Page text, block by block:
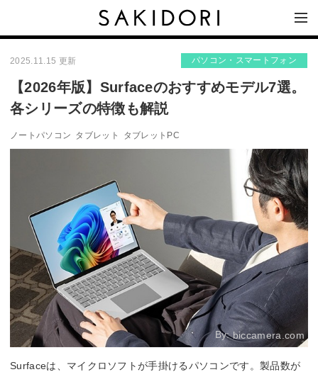
2025.11.15 更新 パソコン・スマートフォン
【2026年版】Surfaceのおすすめモデル7選。
各シリーズの特徴も解説
ノートパソコン タブレット タブレットPC
By:biccamera.com
Surfaceは、マイクロソフトが手掛けるパソコンです。製品数が